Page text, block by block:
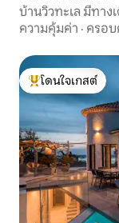
บ้านวิวทะเล มีทาง
ความคุ้มค่า · ครอบ
โดนใจเกสต์ที่สุด
โดนใจเกสต์